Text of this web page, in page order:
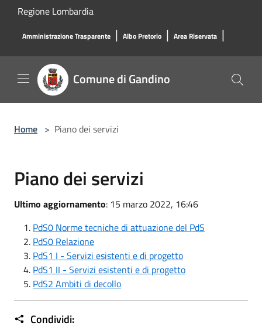
Salta al contenuto principale
Regione Lombardia
Amministrazione Trasparente | Albo Pretorio | Area Riservata |
Comune di Gandino
Home > Piano dei servizi
Piano dei servizi
Ultimo aggiornamento: 15 marzo 2022, 16:46
PdS0 Norme tecniche di attuazione del PdS
PdS0 Relazione
PdS1 I - Servizi esistenti e di progetto
PdS1 II - Servizi esistenti e di progetto
PdS2 Ambiti di decollo
Condividi: